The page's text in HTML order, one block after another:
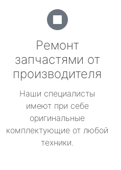
Ремонт
запчастями от
производителя
Наши специалисты
имеют при себе
оригинальные
комплектующие от любой
техники.